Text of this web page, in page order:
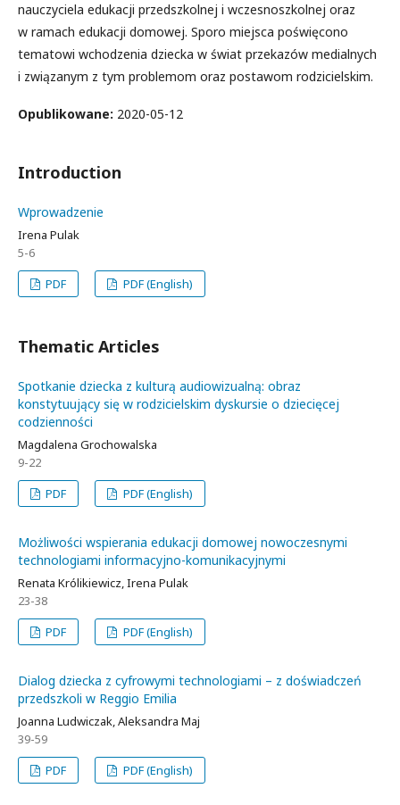
nauczyciela edukacji przedszkolnej i wczesnoszkolnej oraz
w ramach edukacji domowej. Sporo miejsca poświęcono
tematowi wchodzenia dziecka w świat przekazów medialnych
i związanym z tym problemom oraz postawom rodzicielskim.
Opublikowane: 2020-05-12
Introduction
Wprowadzenie
Irena Pulak
5-6
PDF
PDF (English)
Thematic Articles
Spotkanie dziecka z kulturą audiowizualną: obraz
konstytuujący się w rodzicielskim dyskursie o dziecięcej
codzienności
Magdalena Grochowalska
9-22
PDF
PDF (English)
Możliwości wspierania edukacji domowej nowoczesnymi
technologiami informacyjno-komunikacyjnymi
Renata Królikiewicz, Irena Pulak
23-38
PDF
PDF (English)
Dialog dziecka z cyfrowymi technologiami – z doświadczeń
przedszkoli w Reggio Emilia
Joanna Ludwiczak, Aleksandra Maj
39-59
PDF
PDF (English)